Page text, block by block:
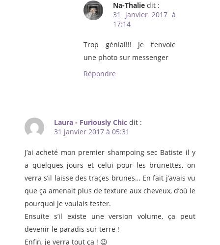
Na-Thalie dit :
31 janvier 2017 à
17:14
Trop génial!!! Je t’envoie
une photo sur messenger
Répondre
Laura - Furiously Chic dit :
31 janvier 2017 à 05:31
J’ai acheté mon premier shampoing sec Batiste il y
a quelques jours et celui pour les brunettes, on
verra s’il laisse des traçes brunes… En fait j’avais vu
que ça amenait plus de texture aux cheveux, d’où le
pourquoi je voulais tester.
Ensuite s’il existe une version volume, ça peut
devenir le paradis sur terre !
Enfin, je verra tout ça ! 😉